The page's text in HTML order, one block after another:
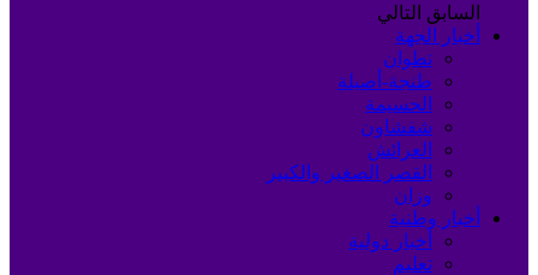
السابق التالي
أخبار الجهة
تطوان
طنجة-أصيلة
الحسيمة
شفشاون
العرائش
القصر الصغير والكبير
وزان
أخبار وطنية
أخبار دولية
تعليم